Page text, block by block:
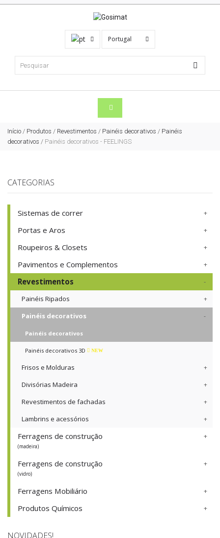
Portugal
Início / Produtos / Revestimentos / Painéis decorativos / Painéis
decorativos / Painéis decorativos - FEELINGS
CATEGORIAS
Sistemas de correr
Portas e Aros
Roupeiros & Closets
Pavimentos e Complementos
Revestimentos
Painéis Ripados
Painéis decorativos
Painéis decorativos
Painéis decorativos 3D NEW
Frisos e Molduras
Divisórias Madeira
Revestimentos de fachadas
Lambrins e acessórios
Ferragens de construção
(madeira)
Ferragens de construção
(vidro)
Ferragens Mobiliário
Produtos Químicos
NOVIDADES!